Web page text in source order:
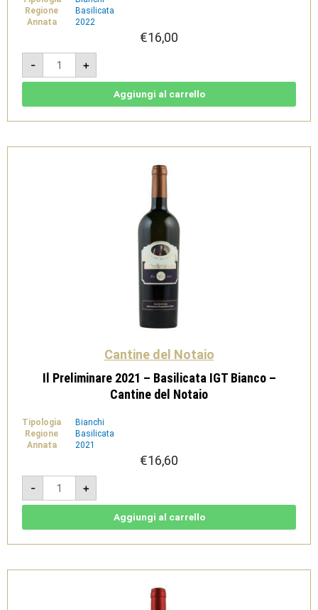
Regione
Basilicata
Annata
2022
€16,00
-
La
Raccolta
2022
-
-
Notaio
+
Aggiungi al carrello
Cantine del Notaio
Il Preliminare 2021 – Basilicata IGT Bianco –
Cantine del Notaio
Tipologia
Bianchi
Regione
Basilicata
Annata
2021
€16,60
-
Il
Preliminare
2021
-
-
Notaio
+
Aggiungi al carrello